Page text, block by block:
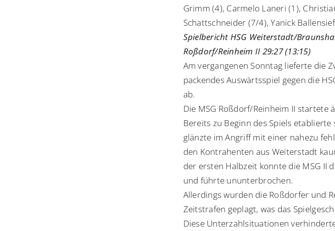
Grimm (4), Carmelo Laneri (1),
Schattschneider (7/4), Yanick
Spielbericht HSG Weiterstadt/
Roßdorf/Reinheim II 29:27 (13:15)
Am vergangenen Sonntag lieferte die
packendes Auswärtsspiel gegen die
ab.
Die MSG Roßdorf/Reinheim II
Bereits zu Beginn des Spiels
glänzte im Angriff mit einer nahezu
den Kontrahenten aus Weiterstadt
der ersten Halbzeit konnte die MSG II
und führte ununterbrochen.
Allerdings wurden die Roßdorfer und
Zeitstrafen geplagt, was das
Diese Unterzahlsituationen